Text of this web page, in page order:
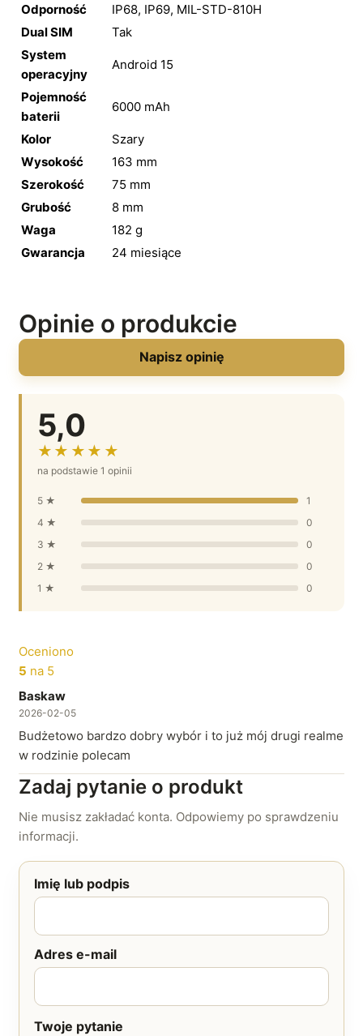
Odporność
IP68, IP69, MIL-STD-810H
Dual SIM
Tak
System
operacyjny
Android 15
Pojemność
baterii
6000 mAh
Kolor
Szary
Wysokość
163 mm
Szerokość
75 mm
Grubość
8 mm
Waga
182 g
Gwarancja
24 miesiące
Opinie o produkcie
Napisz opinię
5,0
★★★★★
na podstawie 1 opinii
5 ★
1
4 ★
0
3 ★
0
2 ★
0
1 ★
0
Oceniono
5 na 5
Baskaw
2026-02-05
Budżetowo bardzo dobry wybór i to już mój drugi realme
w rodzinie polecam
Zadaj pytanie o produkt
Nie musisz zakładać konta. Odpowiemy po sprawdzeniu
informacji.
Imię lub podpis
Adres e-mail
Twoje pytanie